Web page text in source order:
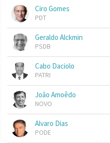
Ciro Gomes
PDT
Geraldo Alckmin
PSDB
Cabo Daciolo
PATRI
João Amoêdo
NOVO
Alvaro Dias
PODE